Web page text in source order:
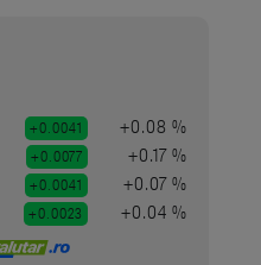
+0.0041
+0.08 %
+0.0077
+0.17 %
+0.0041
+0.07 %
+0.0023
+0.04 %